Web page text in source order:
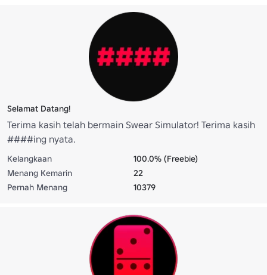
Selamat Datang!
Terima kasih telah bermain Swear Simulator! Terima kasih
####ing nyata.
Kelangkaan
100.0% (Freebie)
Menang Kemarin
22
Pernah Menang
10379